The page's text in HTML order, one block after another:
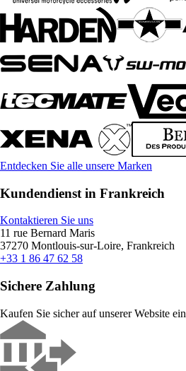
Entdecken Sie alle unsere Marken
Kundendienst in Frankreich
Kontaktieren Sie uns
11 rue Bernard Maris
37270 Montlouis-sur-Loire, Frankreich
+33 1 86 47 62 58
Sichere Zahlung
Kaufen Sie sicher auf unserer Website ein